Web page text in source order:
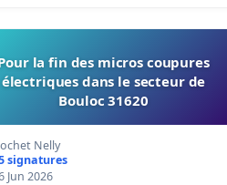
la fin des micros coupures
électriques dans le secteur de
Bouloc 31620
Nelly
signatures
Jun 2026